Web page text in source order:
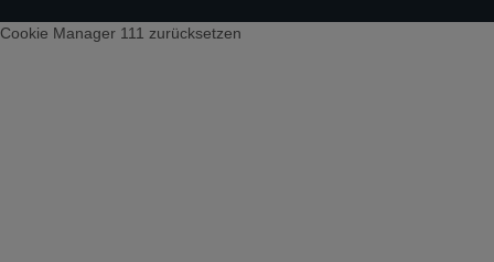
Cookie Manager 111 zurücksetzen